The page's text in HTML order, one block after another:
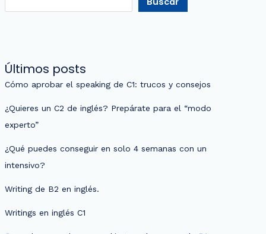
Últimos posts
Cómo aprobar el speaking de C1: trucos y consejos
¿Quieres un C2 de inglés? Prepárate para el “modo
experto”
¿Qué puedes conseguir en solo 4 semanas con un
intensivo?
Writing de B2 en inglés.
Writings en inglés C1